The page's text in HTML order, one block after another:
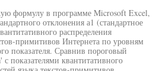
формулу в программе Microsoft Excel,
отклонения а1 (стандартное
распределения
примитивов Интернета по уровням
показателя. Сравнив пороговый
с показателями квантитативного